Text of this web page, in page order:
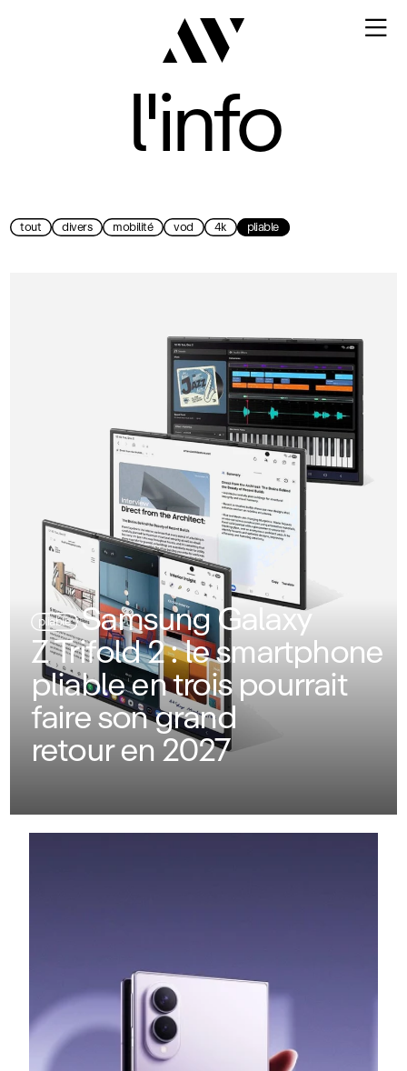

l'info
tout divers mobilité vod 4k pliable
pliable Samsung Galaxy
Z Trifold 2 : le smartphone
pliable en trois pourrait
faire son grand
retour en 2027